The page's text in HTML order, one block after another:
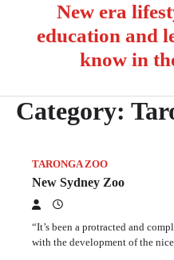
New era
education and
know in
Category:
TARONGA ZOO
New Sydney Zoo
“It’s been a protracted and
with the development of the